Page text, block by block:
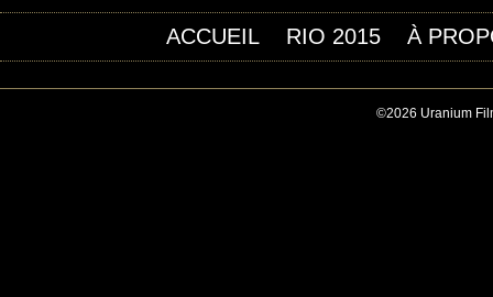
ACCUEIL RIO 2015 À
©2026 Uranium